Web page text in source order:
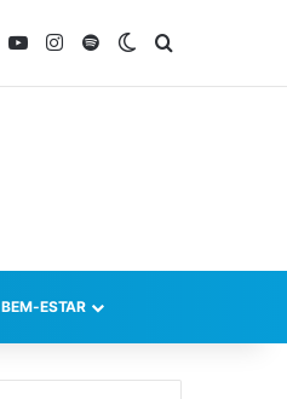
FacebookYouTubeInstagram
SpotifySwitch skin
BEM-ESTAR